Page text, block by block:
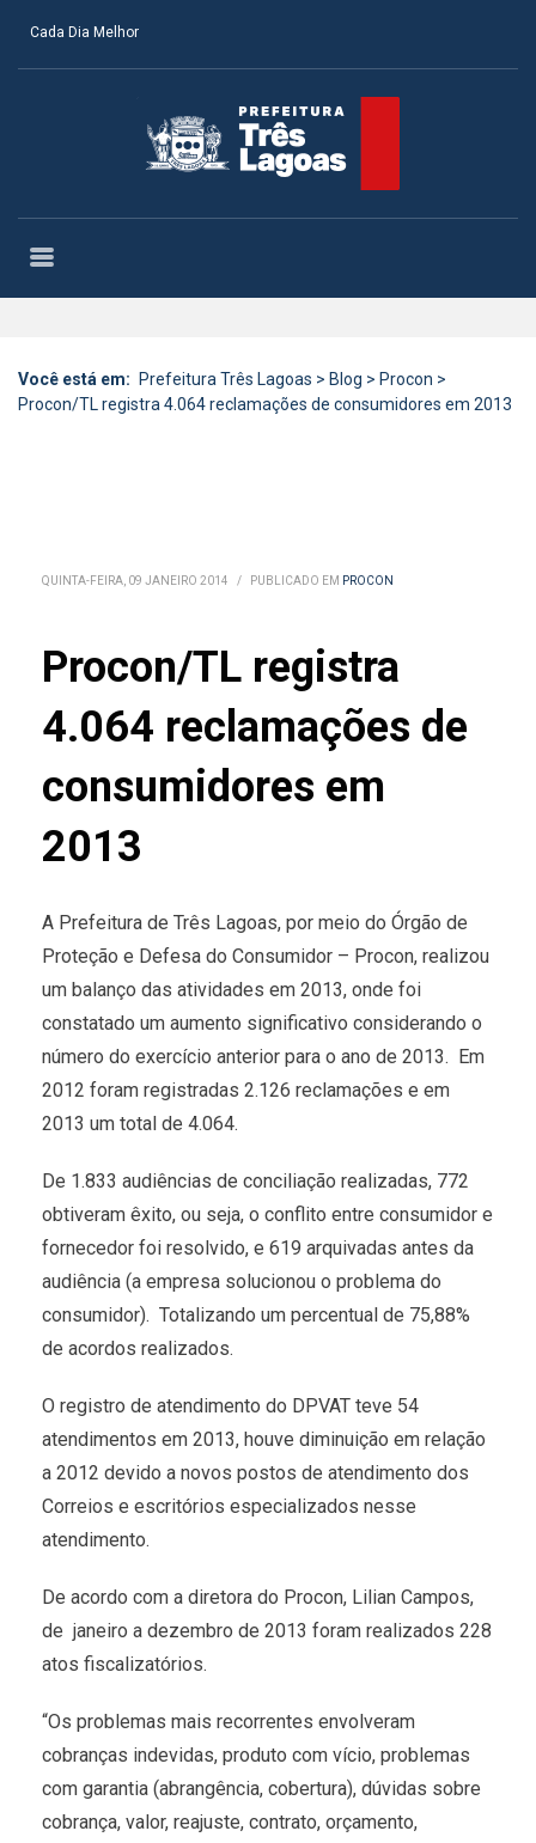
Cada Dia Melhor
Você está em: Prefeitura Três Lagoas > Blog > Procon >
Procon/TL registra 4.064 reclamações de consumidores em 2013
QUINTA-FEIRA, 09 JANEIRO 2014 / PUBLICADO EM PROCON
Procon/TL registra
4.064 reclamações de
consumidores em
2013
A Prefeitura de Três Lagoas, por meio do Órgão de
Proteção e Defesa do Consumidor – Procon, realizou
um balanço das atividades em 2013, onde foi
constatado um aumento significativo considerando o
número do exercício anterior para o ano de 2013. Em
2012 foram registradas 2.126 reclamações e em
2013 um total de 4.064.
De 1.833 audiências de conciliação realizadas, 772
obtiveram êxito, ou seja, o conflito entre consumidor e
fornecedor foi resolvido, e 619 arquivadas antes da
audiência (a empresa solucionou o problema do
consumidor). Totalizando um percentual de 75,88%
de acordos realizados.
O registro de atendimento do DPVAT teve 54
atendimentos em 2013, houve diminuição em relação
a 2012 devido a novos postos de atendimento dos
Correios e escritórios especializados nesse
atendimento.
De acordo com a diretora do Procon, Lilian Campos,
de janeiro a dezembro de 2013 foram realizados 228
atos fiscalizatórios.
“Os problemas mais recorrentes envolveram
cobranças indevidas, produto com vício, problemas
com garantia (abrangência, cobertura), dúvidas sobre
cobrança, valor, reajuste, contrato, orçamento,